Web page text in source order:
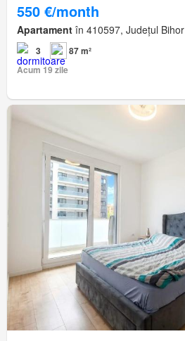
550 €/month
Apartament în 410597, Județul Bihor
3
87 m²
Acum 19 zile